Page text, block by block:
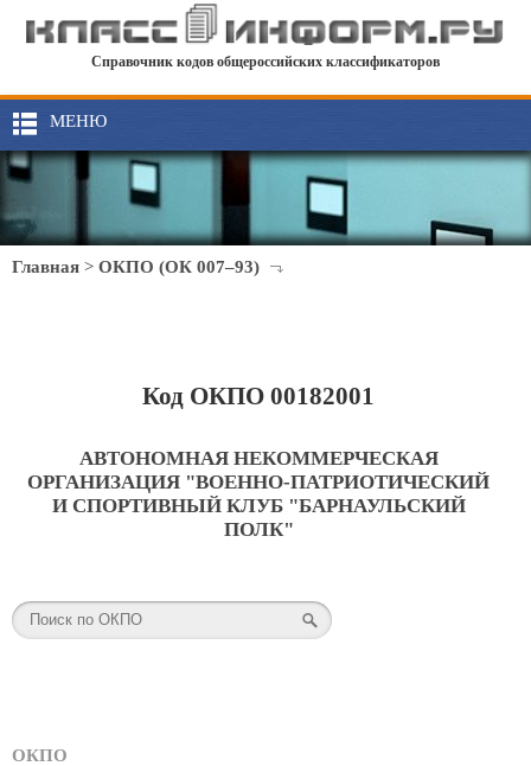
Справочник кодов общероссийских классификаторов
МЕНЮ
Главная > ОКПО (ОК 007–93)
Код ОКПО 00182001
АВТОНОМНАЯ НЕКОММЕРЧЕСКАЯ
ОРГАНИЗАЦИЯ "ВОЕННО-ПАТРИОТИЧЕСКИЙ
И СПОРТИВНЫЙ КЛУБ "БАРНАУЛЬСКИЙ
ПОЛК"
ОКПО